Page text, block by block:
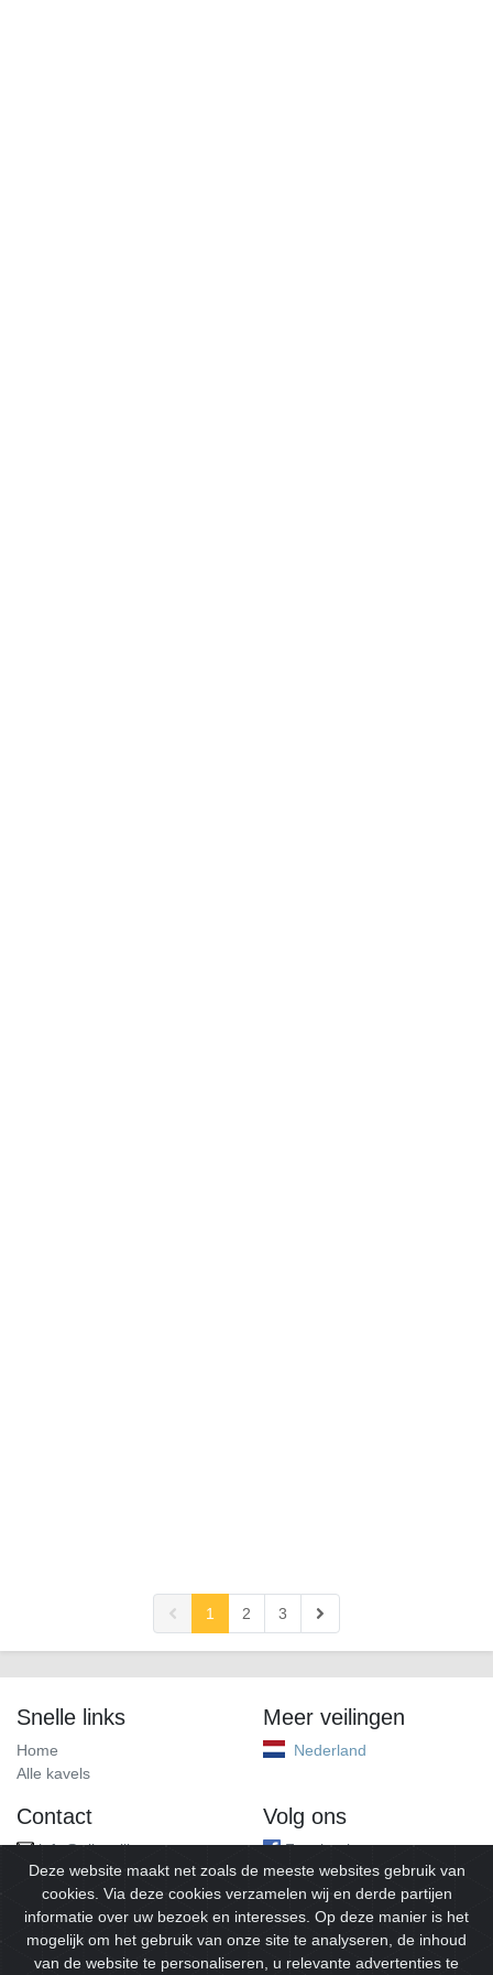
1 2 3
Snelle links
Home
Alle kavels
Meer veilingen
Nederland
Contact
info@alleveilingen.net
Volg ons
Facebook
Deze website maakt net zoals de meeste websites gebruik van
cookies. Via deze cookies verzamelen wij en derde partijen
informatie over uw bezoek en interesses. Op deze manier is het
mogelijk om het gebruik van onze site te analyseren, de inhoud
van de website te personaliseren, u relevante advertenties te